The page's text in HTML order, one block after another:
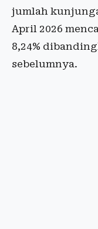
jumlah
April 2026
8,24%
sebelumnya.